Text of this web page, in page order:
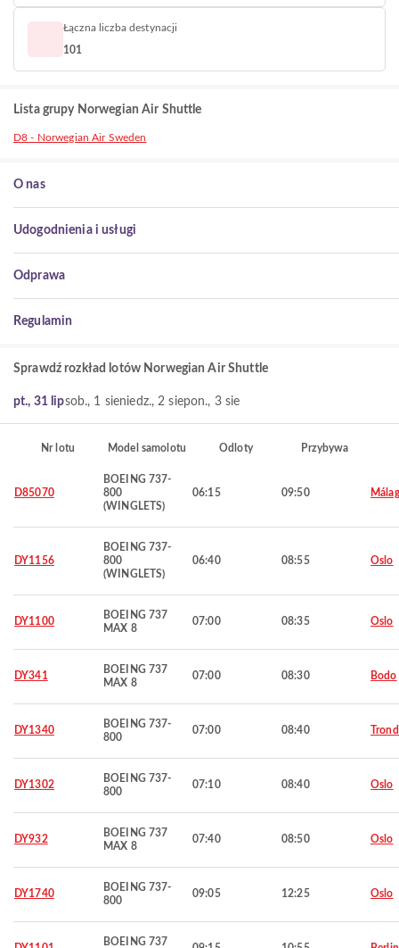
Łączna liczba destynacji
101
Lista grupy Norwegian Air Shuttle
D8 - Norwegian Air Sweden
O nas
Udogodnienia i usługi
Odprawa
Regulamin
Sprawdź rozkład lotów Norwegian Air Shuttle
pt., 31 lipsob., 1 sieniedz., 2 siepon., 3 sie
Nr lotu Model samolotu Odloty Przybywa
D85070
BOEING 737-
800
(WINGLETS)
06:15 09:50
DY1156
BOEING 737-
800
(WINGLETS)
06:40 08:55 Oslo
DY1100
BOEING 737
MAX 8
07:00 08:35 Oslo
DY341
BOEING 737
MAX 8
07:00 08:30 Bodo
DY1340
BOEING 737-
800
07:00 08:40
DY1302
BOEING 737-
800
07:10 08:40 Oslo
DY932
BOEING 737
MAX 8
07:40 08:50 Oslo
DY1740
BOEING 737-
800
09:05 12:25 Oslo
BOEING 737